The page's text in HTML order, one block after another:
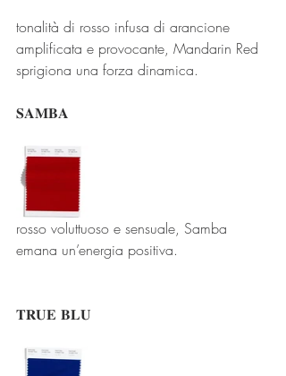
tonalità di rosso infusa di arancione
amplificata e provocante, Mandarin Red
sprigiona una forza dinamica.
𝐒𝐀𝐌𝐁𝐀
rosso voluttuoso e sensuale, Samba
emana un’energia positiva.
𝐓𝐑𝐔𝐄 𝐁𝐋𝐔